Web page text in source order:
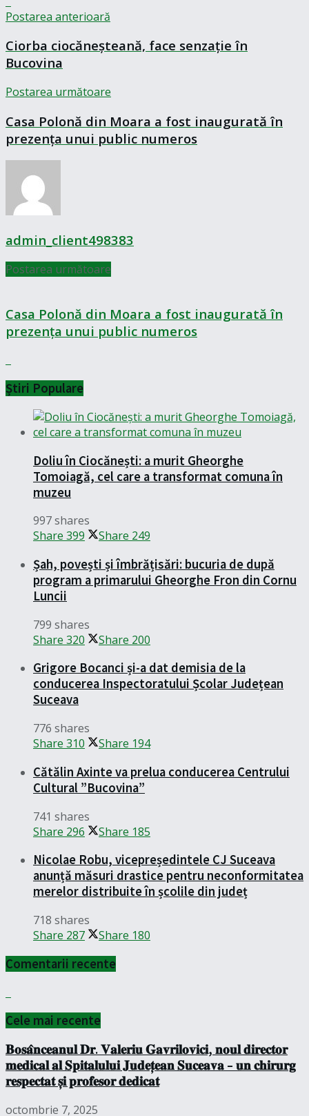
Postarea anterioară
Ciorba ciocăneșteană, face senzație în
Bucovina
Postarea următoare
Casa Polonă din Moara a fost inaugurată în
prezența unui public numeros
admin_client498383
Postarea următoare
Casa Polonă din Moara a fost inaugurată în
prezența unui public numeros
Știri Populare
Doliu în Ciocănești: a murit Gheorghe
Tomoiagă, cel care a transformat comuna în
muzeu
997 shares
Share 399 Share 249
Șah, povești și îmbrățisări: bucuria de după
program a primarului Gheorghe Fron din Cornu
Luncii
799 shares
Share 320 Share 200
Grigore Bocanci și-a dat demisia de la
conducerea Inspectoratului Școlar Județean
Suceava
776 shares
Share 310 Share 194
Cătălin Axinte va prelua conducerea Centrului
Cultural ”Bucovina”
741 shares
Share 296 Share 185
Nicolae Robu, vicepreședintele CJ Suceava
anunță măsuri drastice pentru neconformitatea
merelor distribuite în școlile din județ
718 shares
Share 287 Share 180
Comentarii recente
Cele mai recente
𝐁𝐨𝐬𝐚̂𝐧𝐜𝐞𝐚𝐧𝐮𝐥 𝐃𝐫. 𝐕𝐚𝐥𝐞𝐫𝐢𝐮 𝐆𝐚𝐯𝐫𝐢𝐥𝐨𝐯𝐢𝐜𝐢, 𝐧𝐨𝐮𝐥 𝐝𝐢𝐫𝐞𝐜𝐭𝐨𝐫
𝐦𝐞𝐝𝐢𝐜𝐚𝐥 𝐚𝐥 𝐒𝐩𝐢𝐭𝐚𝐥𝐮𝐥𝐮𝐢 𝐉𝐮𝐝𝐞𝐭̦𝐞𝐚𝐧 𝐒𝐮𝐜𝐞𝐚𝐯𝐚 – 𝐮𝐧 𝐜𝐡𝐢𝐫𝐮𝐫𝐠
𝐫𝐞𝐬𝐩𝐞𝐜𝐭𝐚𝐭 𝐬̦𝐢 𝐩𝐫𝐨𝐟𝐞𝐬𝐨𝐫 𝐝𝐞𝐝𝐢𝐜𝐚𝐭
octombrie 7, 2025